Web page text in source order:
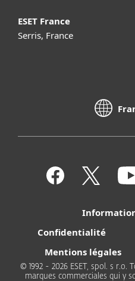
ESET France
Serris, France
Confidentialité
Mentions légales
© 1992 - 2026 ESET, spol. s r.o.
marques commerciales qui y